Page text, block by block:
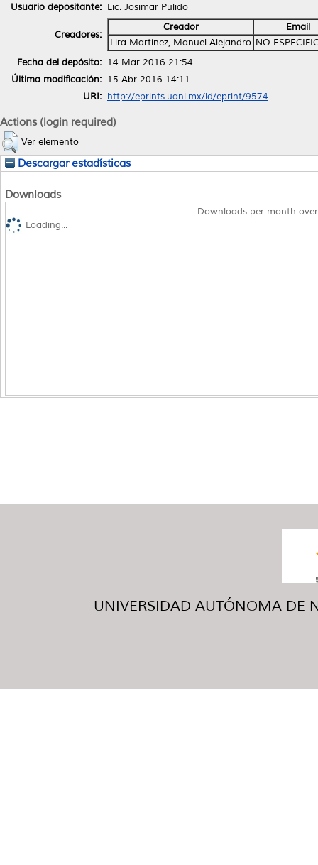
Usuario depositante: Lic. Josimar Pulido
Creadores:
Creador
Email
Lira Martínez, Manuel Alejandro NO
Fecha del depósito: 14 Mar 2016 21:54
Última modificación: 15 Abr 2016 14:11
URI: http://eprints.uanl.mx/id/eprint/9574
Actions (login required)
Ver elemento
Descargar estadísticas
Downloads
Downloads per month
Loading...
UNIVERSIDAD AUTÓNOMA DE